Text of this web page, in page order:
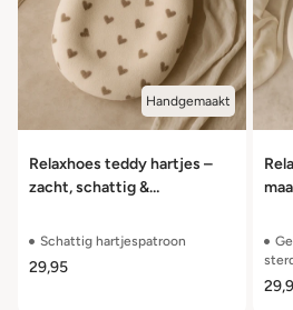
Handgemaakt
Relaxhoes teddy hartjes –
zacht, schattig &
Schattig hartjespatroon
29,95